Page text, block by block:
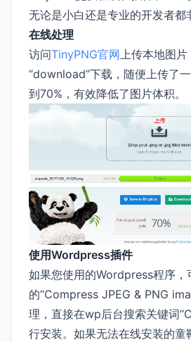
无论是小白还是专业的开发者都
在线处理
访问TinyPNG官网 上传本地图
“download”下载，随便上传了
到70%，有效降低了图片体积。
使用Wordpress插件
如果您使用的Wordpress程序，
的“Compress JPEG & PNG
理，直接在wp后台搜索关键词
行安装。如果无法在线安装的童